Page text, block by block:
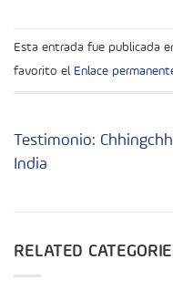
Esta entrada fue publicada
favorito el Enlace
Testimonio:
India
RELATED